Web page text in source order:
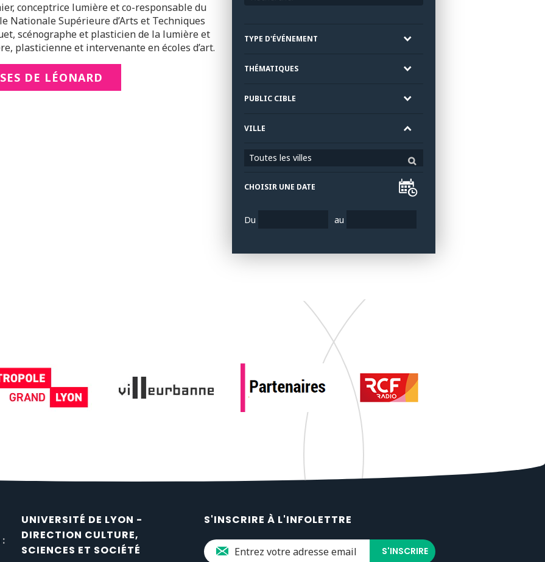
conceptrice lumière et co-responsable du
Nationale Supérieure d’Arts et Techniques
scénographe et plasticien de la lumière et
plasticienne et intervenante en écoles d’art.
DE LÉONARD
TYPE D'ÉVÉNEMENT
THÉMATIQUES
PUBLIC CIBLE
VILLE
Toutes les villes
CHOISIR UNE DATE
Du au
UNIVERSITÉ DE LYON -
DIRECTION CULTURE,
SCIENCES ET SOCIÉTÉ
S'INSCRIRE À L'INFOLETTRE